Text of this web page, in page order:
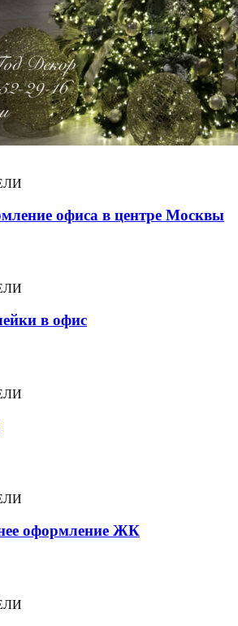
офиса в центре Москвы
в офис
оформление ЖК